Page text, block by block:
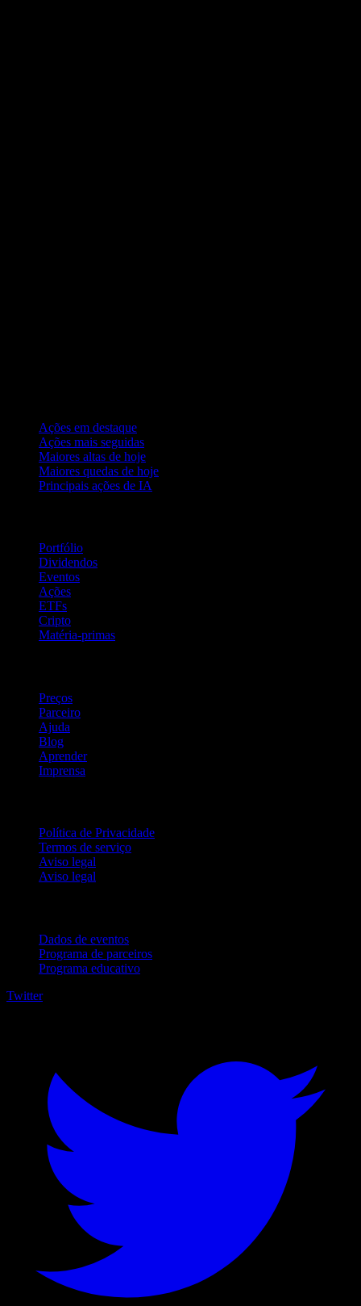
Ações em destaque
Ações mais seguidas
Maiores altas de hoje
Maiores quedas de hoje
Principais ações de IA
Portfólio
Dividendos
Eventos
Ações
ETFs
Cripto
Matéria-primas
Preços
Parceiro
Ajuda
Blog
Aprender
Imprensa
Política de Privacidade
Termos de serviço
Aviso legal
Aviso legal
Dados de eventos
Programa de parceiros
Programa educativo
Twitter